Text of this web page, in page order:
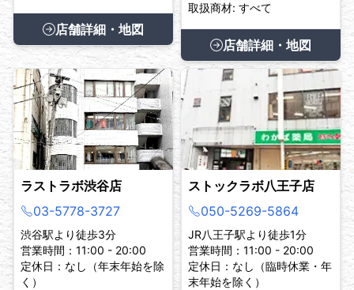
店舗詳細・地図
取扱商材: すべて
店舗詳細・地図
ラストラボ渋谷店
03-5778-3727
渋谷駅より徒歩3分
営業時間：11:00 - 20:00
定休日：なし（年末年始を除
く）
ストックラボ八王子店
050-5269-5864
JR八王子駅より徒歩1分
営業時間：11:00 - 20:00
定休日：なし（臨時休業・年
末年始を除く）